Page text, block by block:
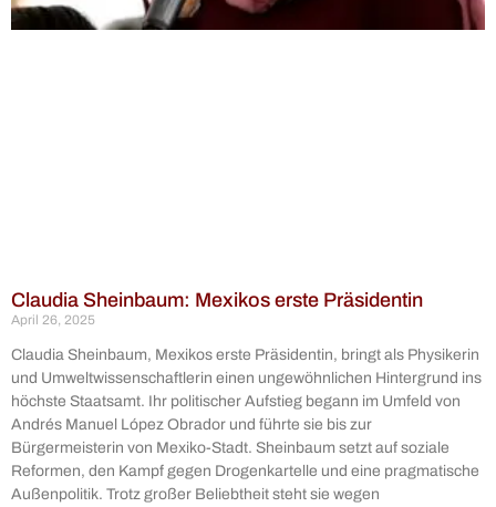
Claudia Sheinbaum: Mexikos erste Präsidentin
April 26, 2025
Claudia Sheinbaum, Mexikos erste Präsidentin, bringt als Physikerin
und Umweltwissenschaftlerin einen ungewöhnlichen Hintergrund ins
höchste Staatsamt. Ihr politischer Aufstieg begann im Umfeld von
Andrés Manuel López Obrador und führte sie bis zur
Bürgermeisterin von Mexiko-Stadt. Sheinbaum setzt auf soziale
Reformen, den Kampf gegen Drogenkartelle und eine pragmatische
Außenpolitik. Trotz großer Beliebtheit steht sie wegen